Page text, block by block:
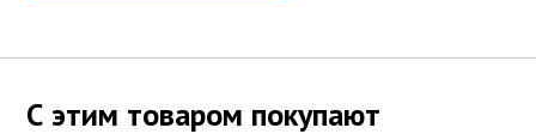
С этим товаром покупают